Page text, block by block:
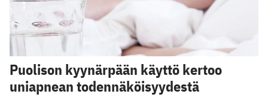
Puolison kyynärpään käyttö kertoo
uniapnean todennäköisyydestä